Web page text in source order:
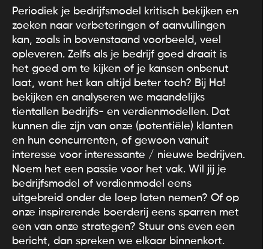
Periodiek je bedrijfsmodel kritisch bekijken en
zoeken naar verbeteringen of aanvullingen
kan, zoals in bovenstaand voorbeeld, veel
opleveren. Zelfs als je bedrijf goed draait is
het goed om te kijken of je kansen onbenut
laat, want het kan altijd beter toch? Bij Ha!
bekijken en analyseren we maandelijks
tientallen bedrijfs- en verdienmodellen. Dat
kunnen die zijn van onze (potentiële) klanten
en hun concurrenten, of gewoon vanuit
interesse voor interessante / nieuwe bedrijven.
Noem het een passie voor het vak. Wil jij je
bedrijfsmodel of verdienmodel eens
uitgebreid onder de loep laten nemen? Of op
onze inspirerende boerderij eens sparren met
een van onze strategen? Stuur ons even een
bericht, dan spreken we elkaar binnenkort.